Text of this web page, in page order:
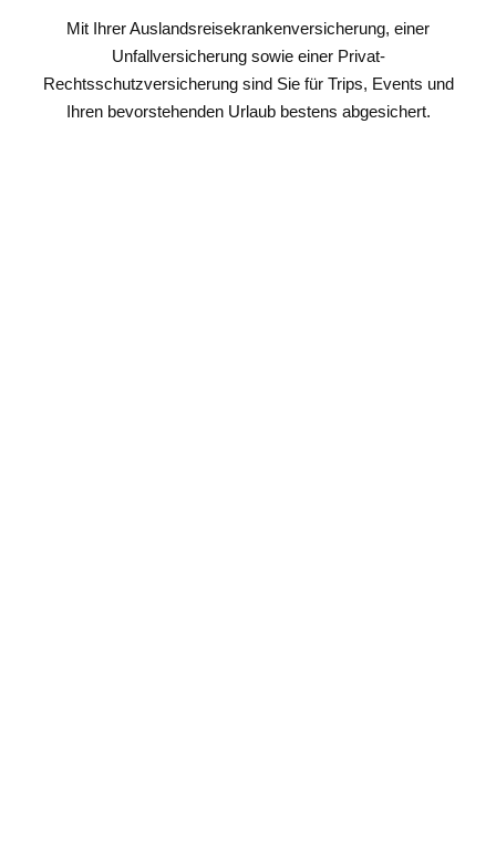
Mit Ihrer Auslandsreisekrankenversicherung, einer
Unfallversicherung sowie einer Privat-
Rechtsschutzversicherung sind Sie für Trips, Events und
Ihren bevorstehenden Urlaub bestens abgesichert.